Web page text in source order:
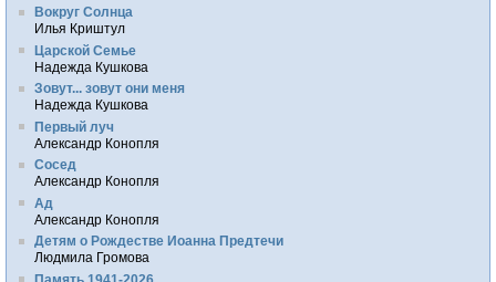
Вокруг Солнца
Илья Криштул
Царской Семье
Надежда Кушкова
Зовут... зовут они меня
Надежда Кушкова
Первый луч
Александр Конопля
Сосед
Александр Конопля
Ад
Александр Конопля
Детям о Рождестве Иоанна Предтечи
Людмила Громова
Память 1941-2026